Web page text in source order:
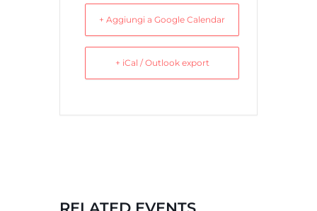
+ Aggiungi a Google Calendar
+ iCal / Outlook export